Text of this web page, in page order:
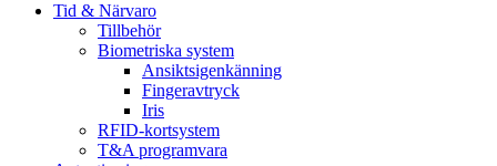
Tid & Närvaro
Tillbehör
Biometriska system
Ansiktsigenkänning
Fingeravtryck
Iris
RFID-kortsystem
T&A programvara